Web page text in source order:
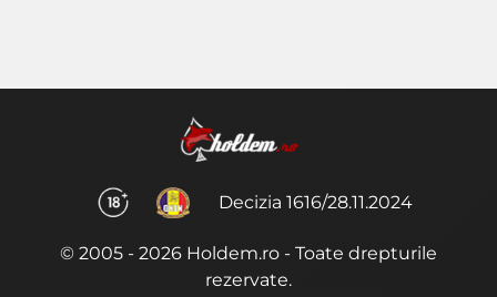
Decizia 1616/28.11.2024
© 2005 - 2026 Holdem.ro - Toate drepturile
rezervate.